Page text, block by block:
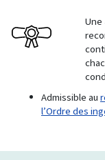
Une
Admissible au
l’Ordre des